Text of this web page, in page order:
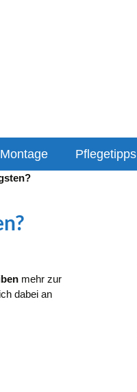
Montage Pflegetipps
mehr zur
dabei an